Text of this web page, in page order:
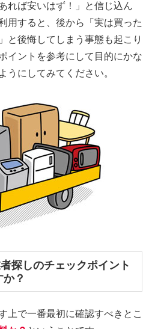
れば安いはず！」と信じ込ん
用すると、後から「実は買った
と後悔してしまう事態も起こり
イントを参考にして目的にかな
うにしてみてください。
探しのチェックポイント
？
上で一番最初に確認すべきとこ